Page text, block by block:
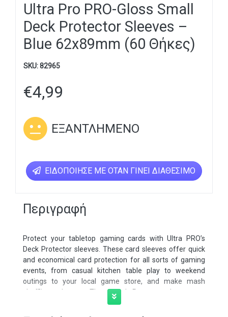
Ultra Pro PRO-Gloss Small
Deck Protector Sleeves –
Blue 62x89mm (60 Θήκες)
SKU:82965
€4,99
ΕΞΑΝΤΛΗΜΈΝΟ
ΕΙΔΟΠΟΊΗΣΕ ΜΕ ΌΤΑΝ ΓΊΝΕΙ ΔΙΑΘΈΣΙΜΟ
Περιγραφή
Protect your tabletop gaming cards with Ultra PRO’s
Deck Protector sleeves. These card sleeves offer quick
and economical card protection for all sorts of gaming
events, from casual kitchen table play to weekend
outings to your local game store, and make mash
shuffling a breeze. These Deck Protector sleeves are
made with archival-safe (non-PVC) film bearing the